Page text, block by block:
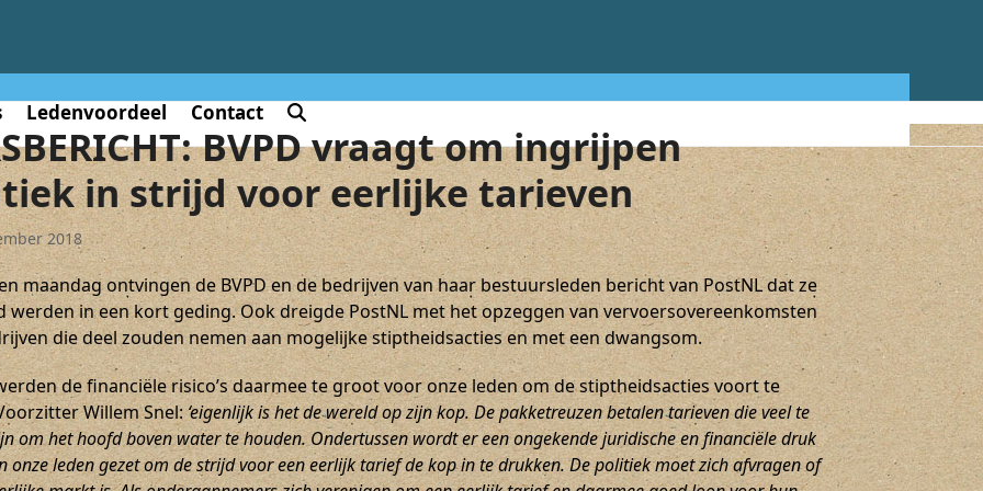
Ledenvoordeel Contact
BVPD vraagt om ingrijpen
in strijd voor eerlijke tarieven
2018
maandag ontvingen de BVPD en de bedrijven van haar bestuursleden bericht van PostNL dat ze
werden in een kort geding. Ook dreigde PostNL met het opzeggen van vervoersovereenkomsten
die deel zouden nemen aan mogelijke stiptheidsacties en met een dwangsom.
de financiële risico’s daarmee te groot voor onze leden om de stiptheidsacties voort te
Willem Snel:‘eigenlijk is het de wereld op zijn kop. De pakketreuzen betalen tarieven die veel te
om het hoofd boven water te houden. Ondertussen wordt er een ongekende juridische en financiële druk
onze leden gezet om de strijd voor een eerlijk tarief de kop in te drukken. De politiek moet zich afvragen of